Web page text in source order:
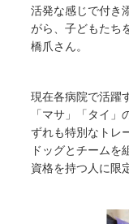
活発な感じで付き
がら、子どもたち
橋爪さん。
現在各病院で活躍
「マサ」「タイ
ずれも特別なトレ
ドッグとチームを
資格を持つ人に限